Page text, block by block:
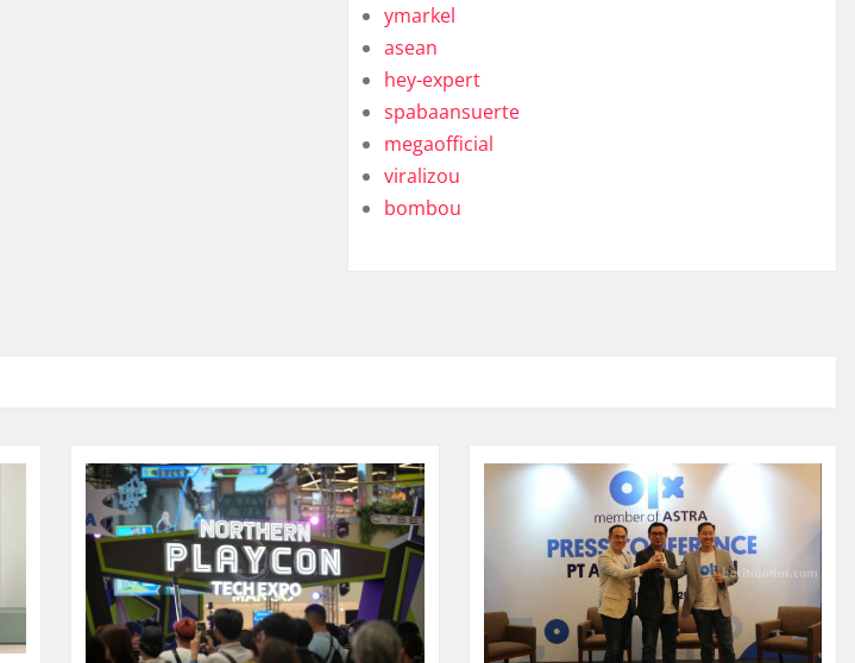
ymarkel
asean
hey-expert
spabaansuerte
megaofficial
viralizou
bombou